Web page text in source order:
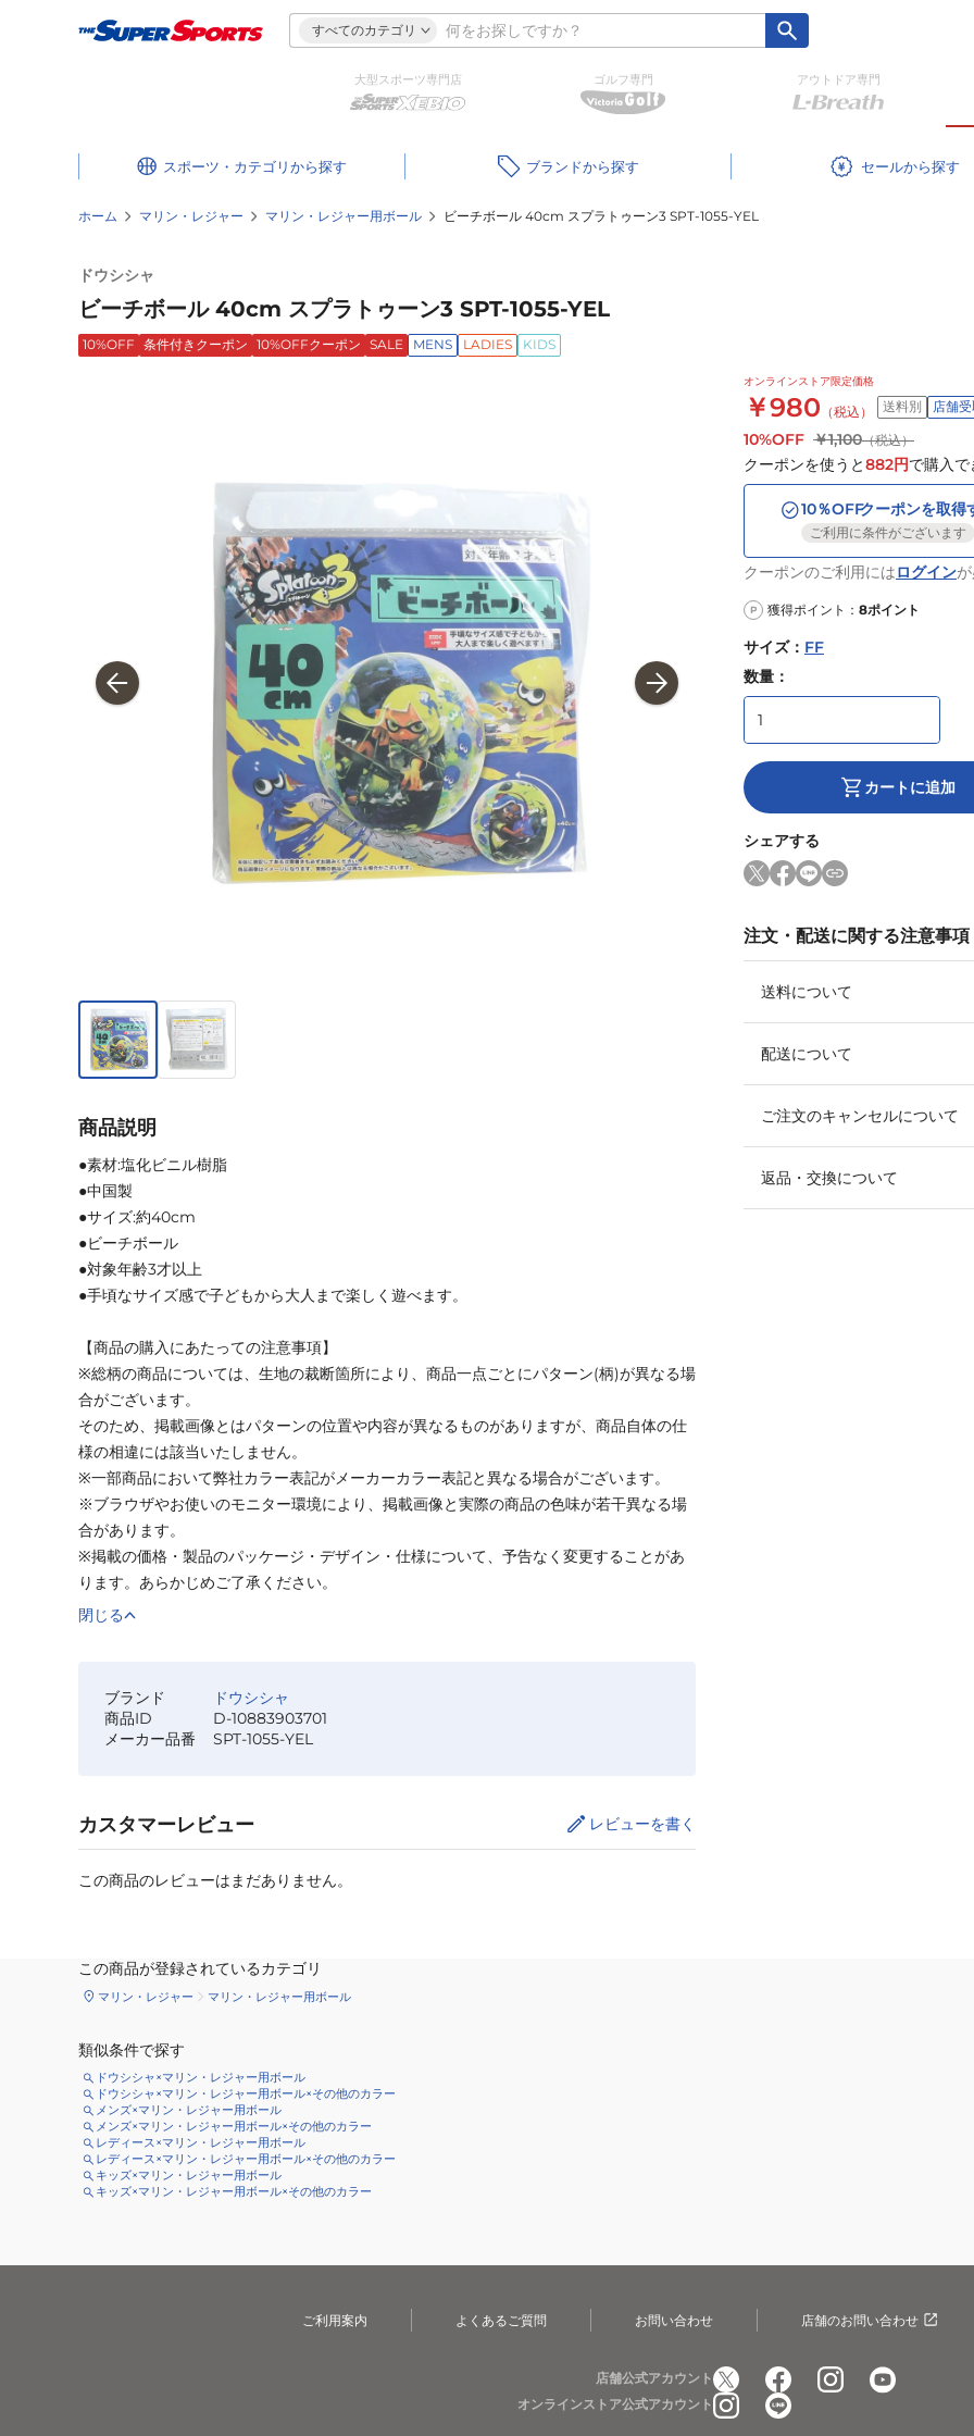
すべてのカテゴリ
大型スポーツ専門店 ゴルフ専門 アウトドア専門
スポーツ・カテゴリ ブランド セール
ホーム マリン・レジャー マリン・レジャー用ボール ビーチボール 40cm スプラトゥーン3 SPT-1055-YEL
ドウシシャ
ビーチボール 40cm スプラトゥーン3 SPT-1055-YEL
10%OFF 条件付きクーポン 10%OFFクーポン SALE MENS LADIES KIDS
オンラインストア限定価格
￥980 （税込） 送料別 店舗
10%OFF ￥1,100（税込）
クーポンを使うと882円で購入で
10％OFFクーポンを取得
ご利用に条件がございます
クーポンのご利用にはログイン
P 獲得ポイント： 8ポイント
サイズ： FF
数量：
カートに追加
シェアする
注文・配送に関する注意事項
送料について
配送について
ご注文のキャンセルについて
返品・交換について
商品説明
●素材:塩化ビニル樹脂
●中国製
●サイズ:約40cm
●ビーチボール
●対象年齢3才以上
●手頃なサイズ感で子どもから大人まで楽しく遊べます。
【商品の購入にあたっての注意事項】
※総柄の商品については、生地の裁断箇所により、商品一点ごとにパターン(柄)が異なる場
合がございます。
そのため、掲載画像とはパターンの位置や内容が異なるものがありますが、商品自体の仕
様の相違には該当いたしません。
※一部商品において弊社カラー表記がメーカーカラー表記と異なる場合がございます。
※ブラウザやお使いのモニター環境により、掲載画像と実際の商品の色味が若干異なる場
合があります。
※掲載の価格・製品のパッケージ・デザイン・仕様について、予告なく変更することがあ
ります。あらかじめご了承ください。
閉じる
ブランド
ドウシシャ
商品ID
D-10883903701
メーカー品番
SPT-1055-YEL
カスタマーレビュー レビューを書く
この商品のレビューはまだありません。
この商品が登録されているカテゴリ
マリン・レジャー マリン・レジャー用ボール
類似条件で探す
ドウシシャ×マリン・レジャー用ボール
ドウシシャ×マリン・レジャー用ボール×その他のカラー
メンズ×マリン・レジャー用ボール
メンズ×マリン・レジャー用ボール×その他のカラー
レディース×マリン・レジャー用ボール
レディース×マリン・レジャー用ボール×その他のカラー
キッズ×マリン・レジャー用ボール
キッズ×マリン・レジャー用ボール×その他のカラー
ご利用案内 よくあるご質問 お問い合わせ 店舗のお問い合わせ
店舗公式アカウント
オンラインストア公式アカウント